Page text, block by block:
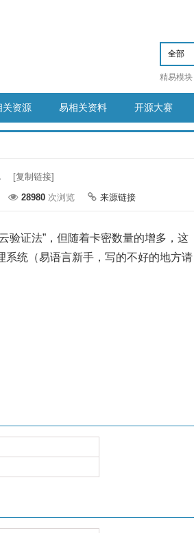
精易模块
关资源 易相关资料 开源大赛
[复制链接]
28980 次浏览 来源链接
验证法”，但随着卡密数量的增多，这
统（易语言新手，写的不好的地方请